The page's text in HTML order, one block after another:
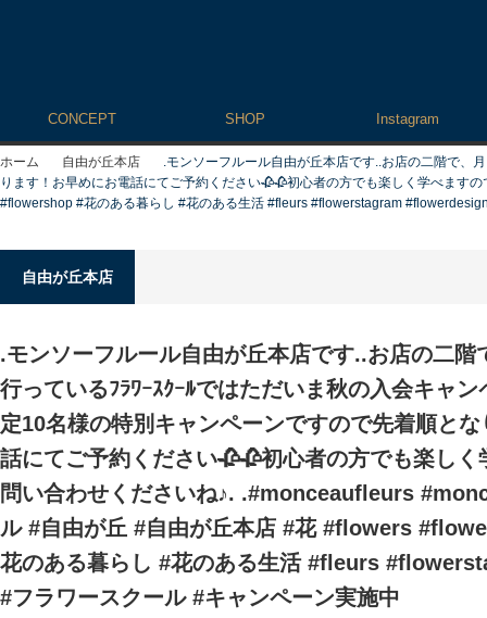
CONCEPT SHOP Instagram
ホーム 自由が丘本店
.モンソーフルール自由が丘本店です️..お店の二階で、
ります！お早めにお電話にてご予約ください🥀🥀初心者の方でも楽しく学べます
#flowershop #花のある暮らし #花のある生活 #fleurs #flowerstagram
自由が丘本店
.モンソーフルール自由が丘本店です️..お店の二階
行っているﾌﾗﾜｰｽｸｰﾙではただいま秋の入会キャ
定10名様の特別キャンペーンですので先着順と
話にてご予約ください🥀🥀初心者の方でも楽し
問い合わせくださいね♪. .#monceaufleurs
ル #自由が丘 #自由が丘本店 #花 #flowers
花のある暮らし #花のある生活 #fleurs
#フラワースクール #キャンペーン実施中